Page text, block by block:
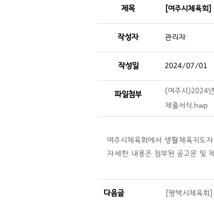
제목 [여주시체육회
작성자 관리자
작성일 2024/07/01
파일첨부
(여주시)2024
제출서식.hwp
여주시체육회에서 생활체육지도
자세한 내용은 첨부된 공고문 및
다음글 [평택시체육